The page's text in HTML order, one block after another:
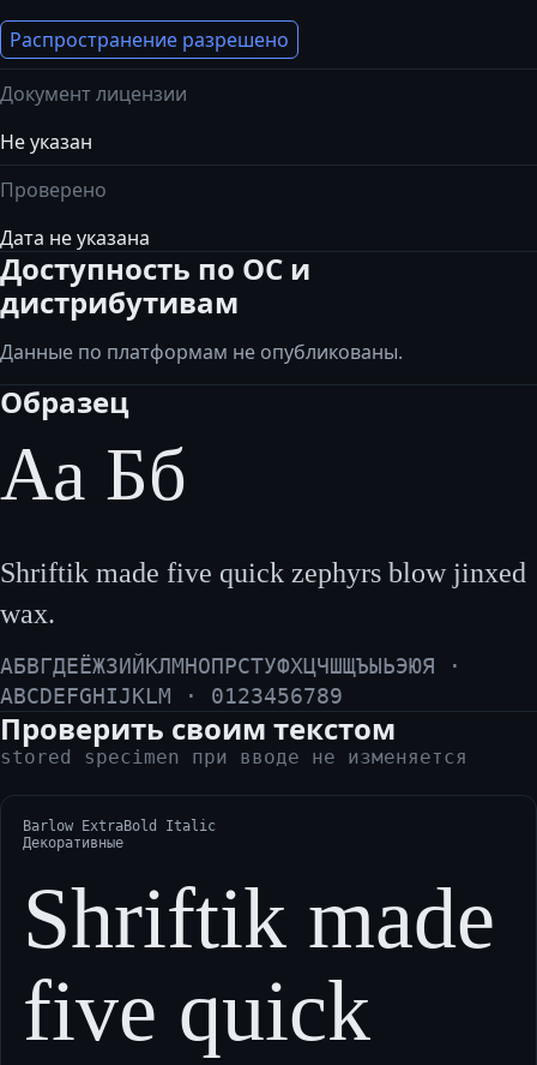
Распространение разрешено
Документ лицензии
Не указан
Проверено
Дата не указана
Доступность по ОС и
дистрибутивам
Данные по платформам не опубликованы.
Образец
Аа Бб
Shriftik made five quick zephyrs blow jinxed
wax.
АБВГДЕЁЖЗИЙКЛМНОПРСТУФХЦЧШЩЪЫЬЭЮЯ ·
ABCDEFGHIJKLM · 0123456789
Проверить своим текстом
stored specimen при вводе не изменяется
Barlow ExtraBold Italic
Декоративные
Shriftik made
five quick